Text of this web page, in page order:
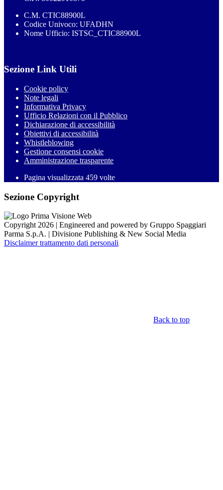
C.M. CTIC88900L
Codice Univoco: UFADHN
Nome Ufficio: ISTSC_CTIC88900L
Sezione Link Utili
Cookie policy
Note legali
Informativa Privacy
Ufficio Relazioni con il Pubblico
Dichiarazione di accessibilità
Obiettivi di accessibilità
Whistleblowing
Gestione consensi cookie
Amministrazione trasparente
Pagina visualizzata 459 volte
Sezione Copyright
Copyright 2026 | Engineered and powered by Gruppo Spaggiari
Parma S.p.A. | Divisione Publishing & New Social Media
Disclaimer trattamento dati personali
Back to top